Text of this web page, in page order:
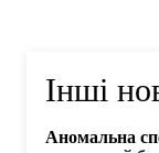
Інші
Аномальна